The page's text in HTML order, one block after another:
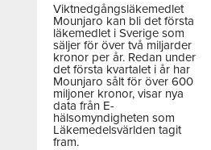
Viktnedgångsläkemedlet
Mounjaro kan bli det första
läkemedlet i Sverige som
säljer för över två miljarder
kronor per år. Redan under
det första kvartalet i år har
Mounjaro sålt för över 600
miljoner kronor, visar nya
data från E-
hälsomyndigheten som
Läkemedelsvärlden tagit
fram.